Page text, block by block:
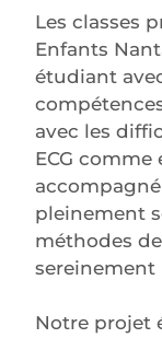
Les classes
Enfants
étudiant
avec les
ECG comme
pleinement
méthodes
sereinement
Notre projet